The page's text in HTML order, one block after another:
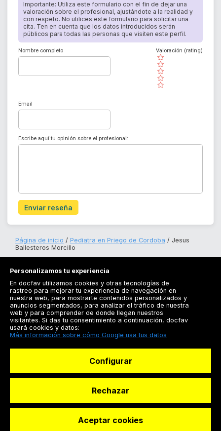
Importante: Utiliza este formulario con el fin de dejar una
valoración sobre el profesional, ajustándote a la realidad y
con respeto. No utilices este formulario para solicitar una
cita. Ten en cuenta que los datos introducidos serán
públicos para todas las personas que visiten este perfil.
Nombre completo
( )
( )
( )
( )
( )
Valoración (rating)
Email
Escribe aquí tu opinión sobre el profesional:
Enviar reseña
Página de inicio Pediatra en Priego de Cordoba
Jesus
Ballesteros Morcillo
Registrarse
Docfav
© Dashboard Technologies S.L
Personalizamos tu experiencia
En docfav utilizamos cookies y otras tecnologías de
rastreo para mejorar tu experiencia de navegación en
nuestra web, para mostrarte contenidos personalizados y
anuncios segmentados, para analizar el tráfico de nuestra
web y para comprender de donde llegan nuestros
visitantes. Si das tu consentimiento a continuación, docfav
usará cookies y datos:
Más información sobre cómo Google usa tus datos
Configurar
Rechazar
Aceptar cookies